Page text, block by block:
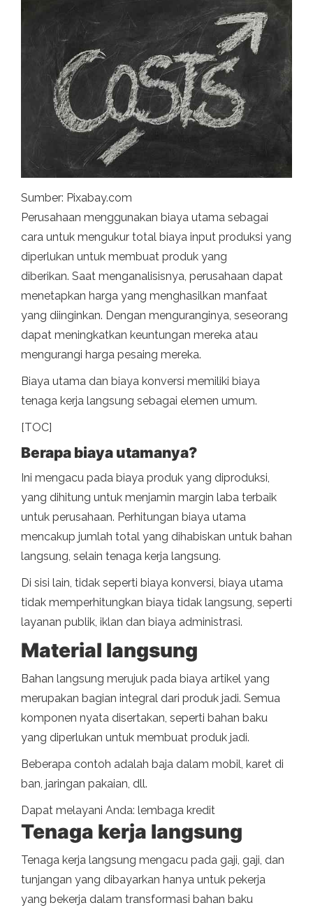
Sumber: Pixabay.com
Perusahaan menggunakan biaya utama sebagai
cara untuk mengukur total biaya input produksi yang
diperlukan untuk membuat produk yang
diberikan. Saat menganalisisnya, perusahaan dapat
menetapkan harga yang menghasilkan manfaat
yang diinginkan. Dengan menguranginya, seseorang
dapat meningkatkan keuntungan mereka atau
mengurangi harga pesaing mereka.
Biaya utama dan biaya konversi memiliki biaya
tenaga kerja langsung sebagai elemen umum.
[TOC]
Berapa biaya utamanya?
Ini mengacu pada biaya produk yang diproduksi,
yang dihitung untuk menjamin margin laba terbaik
untuk perusahaan. Perhitungan biaya utama
mencakup jumlah total yang dihabiskan untuk bahan
langsung, selain tenaga kerja langsung.
Di sisi lain, tidak seperti biaya konversi, biaya utama
tidak memperhitungkan biaya tidak langsung, seperti
layanan publik, iklan dan biaya administrasi.
Material langsung
Bahan langsung merujuk pada biaya artikel yang
merupakan bagian integral dari produk jadi. Semua
komponen nyata disertakan, seperti bahan baku
yang diperlukan untuk membuat produk jadi.
Beberapa contoh adalah baja dalam mobil, karet di
ban, jaringan pakaian, dll.
Dapat melayani Anda: lembaga kredit
Tenaga kerja langsung
Tenaga kerja langsung mengacu pada gaji, gaji, dan
tunjangan yang dibayarkan hanya untuk pekerja
yang bekerja dalam transformasi bahan baku